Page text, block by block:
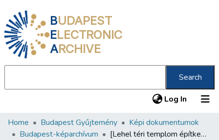
BUDAPEST
ELECTRONIC
ARCHIVE
Search
Log In (current)
Communities & Collections
Home Budapest Gyűjtemény
Képi dokumentumok
Budapest-képarchívum
[Lehel téri templom építkezése, a főhomlokzat és két torony állványok között]